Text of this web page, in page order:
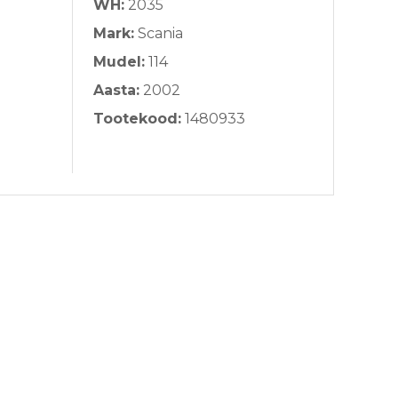
WH: 2035
Mark: Scania
Mudel: 114
Aasta: 2002
Tootekood: 1480933